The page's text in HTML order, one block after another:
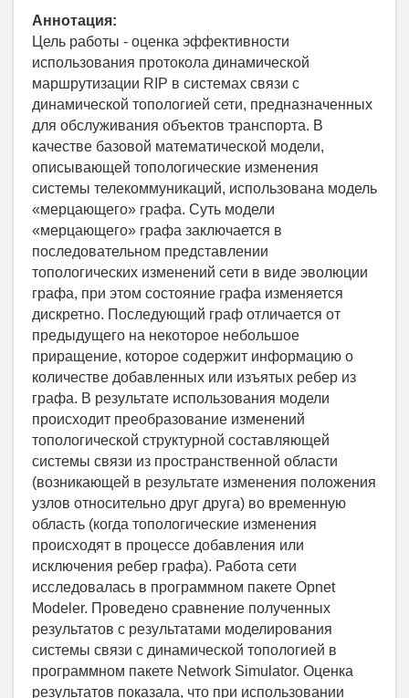
Аннотация:
Цель работы - оценка эффективности
использования протокола динамической
маршрутизации RIP в системах связи с
динамической топологией сети, предназначенных
для обслуживания объектов транспорта. В
качестве базовой математической модели,
описывающей топологические изменения
системы телекоммуникаций, использована модель
«мерцающего» графа. Суть модели
«мерцающего» графа заключается в
последовательном представлении
топологических изменений сети в виде эволюции
графа, при этом состояние графа изменяется
дискретно. Последующий граф отличается от
предыдущего на некоторое небольшое
приращение, которое содержит информацию о
количестве добавленных или изъятых ребер из
графа. В результате использования модели
происходит преобразование изменений
топологической структурной составляющей
системы связи из пространственной области
(возникающей в результате изменения положения
узлов относительно друг друга) во временную
область (когда топологические изменения
происходят в процессе добавления или
исключения ребер графа). Работа сети
исследовалась в программном пакете Opnet
Modeler. Проведено сравнение полученных
результатов с результатами моделирования
системы связи с динамической топологией в
программном пакете Network Simulator. Оценка
результатов показала, что при использовании